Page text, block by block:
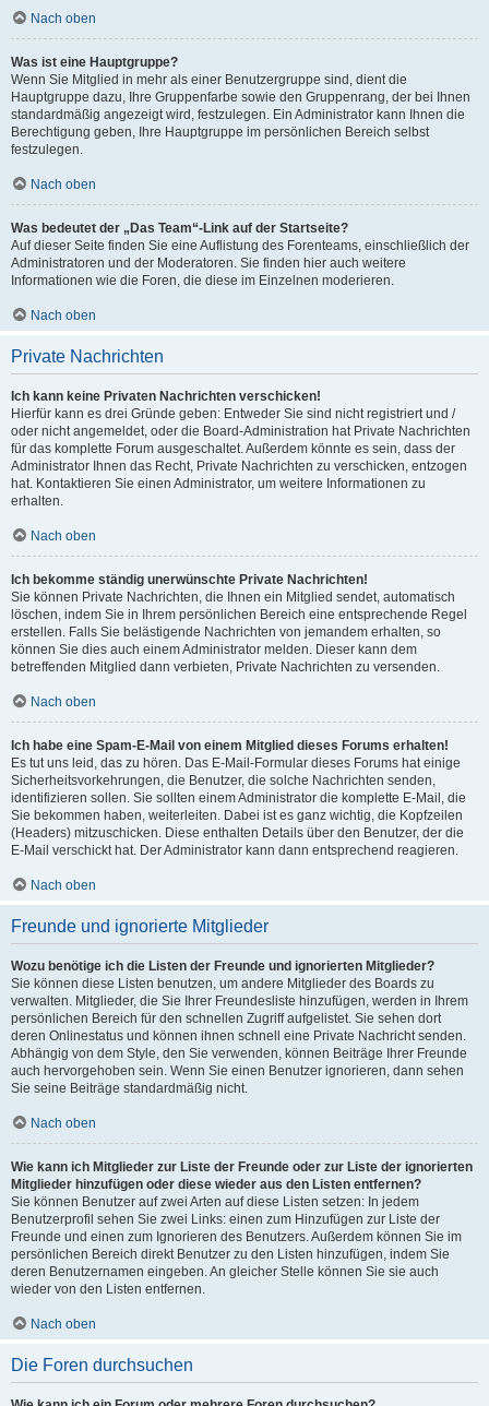
Nach oben
Was ist eine Hauptgruppe?
Wenn Sie Mitglied in mehr als einer Benutzergruppe sind, dient die
Hauptgruppe dazu, Ihre Gruppenfarbe sowie den Gruppenrang, der bei Ihnen
standardmäßig angezeigt wird, festzulegen. Ein Administrator kann Ihnen die
Berechtigung geben, Ihre Hauptgruppe im persönlichen Bereich selbst
festzulegen.
Nach oben
Was bedeutet der „Das Team“-Link auf der Startseite?
Auf dieser Seite finden Sie eine Auflistung des Forenteams, einschließlich der
Administratoren und der Moderatoren. Sie finden hier auch weitere
Informationen wie die Foren, die diese im Einzelnen moderieren.
Nach oben
Private Nachrichten
Ich kann keine Privaten Nachrichten verschicken!
Hierfür kann es drei Gründe geben: Entweder Sie sind nicht registriert und /
oder nicht angemeldet, oder die Board-Administration hat Private Nachrichten
für das komplette Forum ausgeschaltet. Außerdem könnte es sein, dass der
Administrator Ihnen das Recht, Private Nachrichten zu verschicken, entzogen
hat. Kontaktieren Sie einen Administrator, um weitere Informationen zu
erhalten.
Nach oben
Ich bekomme ständig unerwünschte Private Nachrichten!
Sie können Private Nachrichten, die Ihnen ein Mitglied sendet, automatisch
löschen, indem Sie in Ihrem persönlichen Bereich eine entsprechende Regel
erstellen. Falls Sie belästigende Nachrichten von jemandem erhalten, so
können Sie dies auch einem Administrator melden. Dieser kann dem
betreffenden Mitglied dann verbieten, Private Nachrichten zu versenden.
Nach oben
Ich habe eine Spam-E-Mail von einem Mitglied dieses Forums erhalten!
Es tut uns leid, das zu hören. Das E-Mail-Formular dieses Forums hat einige
Sicherheitsvorkehrungen, die Benutzer, die solche Nachrichten senden,
identifizieren sollen. Sie sollten einem Administrator die komplette E-Mail, die
Sie bekommen haben, weiterleiten. Dabei ist es ganz wichtig, die Kopfzeilen
(Headers) mitzuschicken. Diese enthalten Details über den Benutzer, der die
E-Mail verschickt hat. Der Administrator kann dann entsprechend reagieren.
Nach oben
Freunde und ignorierte Mitglieder
Wozu benötige ich die Listen der Freunde und ignorierten Mitglieder?
Sie können diese Listen benutzen, um andere Mitglieder des Boards zu
verwalten. Mitglieder, die Sie Ihrer Freundesliste hinzufügen, werden in Ihrem
persönlichen Bereich für den schnellen Zugriff aufgelistet. Sie sehen dort
deren Onlinestatus und können ihnen schnell eine Private Nachricht senden.
Abhängig von dem Style, den Sie verwenden, können Beiträge Ihrer Freunde
auch hervorgehoben sein. Wenn Sie einen Benutzer ignorieren, dann sehen
Sie seine Beiträge standardmäßig nicht.
Nach oben
Wie kann ich Mitglieder zur Liste der Freunde oder zur Liste der ignorierten
Mitglieder hinzufügen oder diese wieder aus den Listen entfernen?
Sie können Benutzer auf zwei Arten auf diese Listen setzen: In jedem
Benutzerprofil sehen Sie zwei Links: einen zum Hinzufügen zur Liste der
Freunde und einen zum Ignorieren des Benutzers. Außerdem können Sie im
persönlichen Bereich direkt Benutzer zu den Listen hinzufügen, indem Sie
deren Benutzernamen eingeben. An gleicher Stelle können Sie sie auch
wieder von den Listen entfernen.
Nach oben
Die Foren durchsuchen